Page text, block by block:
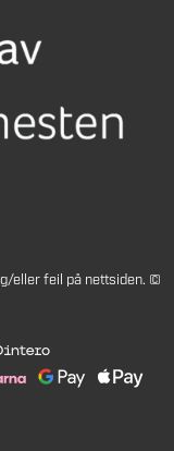
eller feil på nettsiden. ©